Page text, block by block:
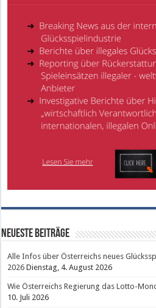
Neueste Beiträge
Alle Infos über Österreichs neues
2026 Dienstag, 4. August 2026
Wie Österreichs Regierung das Lotto-
10. Juli 2026